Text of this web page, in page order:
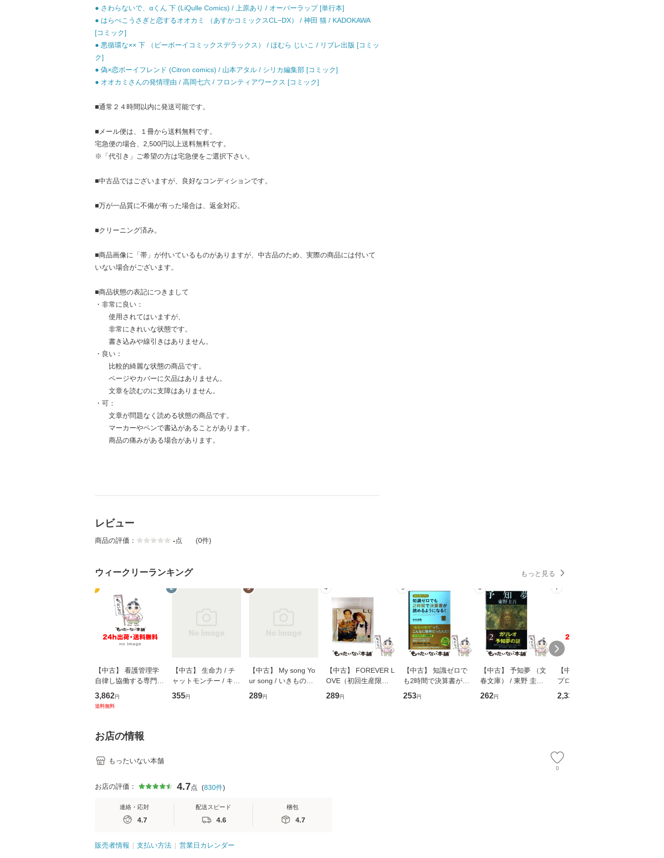
● さわらないで、αくん 下 (LiQulle Comics) / 上原あり / オーバーラップ [単行本]
● はらぺこうさぎと恋するオオカミ （あすかコミックスCL−DX） / 神田 猫 / KADOKAWA
[コミック]
● 悪循環な×× 下 （ビーボーイコミックスデラックス） / ほむら じいこ / リブレ出版 [コミッ
ク]
● 偽×恋ボーイフレンド (Citron comics) / 山本アタル / シリカ編集部 [コミック]
● オオカミさんの発情理由 / 高岡七六 / フロンティアワークス [コミック]
■通常２４時間以内に発送可能です。
■メール便は、１冊から送料無料です。
宅急便の場合、2,500円以上送料無料です。
※「代引き」ご希望の方は宅急便をご選択下さい。
■中古品ではございますが、良好なコンディションです。
■万が一品質に不備が有った場合は、返金対応。
■クリーニング済み。
■商品画像に「帯」が付いているものがありますが、中古品のため、実際の商品には付いて
いない場合がございます。
■商品状態の表記につきまして
・非常に良い：
使用されてはいますが、
非常にきれいな状態です。
書き込みや線引きはありません。
・良い：
比較的綺麗な状態の商品です。
ページやカバーに欠品はありません。
文章を読むのに支障はありません。
・可：
文章が問題なく読める状態の商品です。
マーカーやペンで書込があることがあります。
商品の痛みがある場合があります。
レビュー
商品の評価： -点 (0件)
ウィークリーランキング もっと見る
1
【中古】 看護管理学
自律し協働する専門職
の看護マネジメントス
キル 改訂第3版 (看護
堂 [単行
3,862円
送料無料
2
【中古】 生命力 / チ
ャットモンチー / キュ
ーンレコード [CD]
【メール便送料無料】
355円
3
【中古】 My song Yo
ur song / いきものが
かり / [CD]【メール便
送料無料】
289円
4
【中古】 FOREVER L
OVE（初回生産限定
盤） / 清水翔太×加藤
ミリヤ / [CD]【メール
289円
5
【中古】 知識ゼロで
も2時間で決算書が読
めるようになる！ 会
計超入門！ / 佐伯 良
253円
6
【中古】 予知夢 （文
春文庫） / 東野 圭吾 /
文藝春秋 [文庫]【メー
ル便送料無料】
262円
7
【中古】 野ブタ。を
プロデュース [DVD-B
OX] / バップ [DVD]
【メール便送料無料】
2,335
お店の情報
もったいない本舗
0
お店の評価： 4.7点 (830件)
連絡・応対
4.7
配送スピード
4.6
梱包
4.7
販売者情報 支払い方法 営業日カレンダー